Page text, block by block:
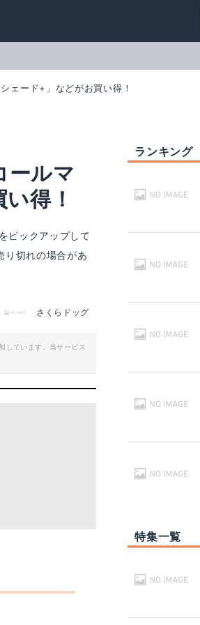
ェード+」などがお買い得！
ールマ
得！
ピックアップして
り切れの場合があ
さくらドッグ
しています。当サービス
ランキング
特集一覧